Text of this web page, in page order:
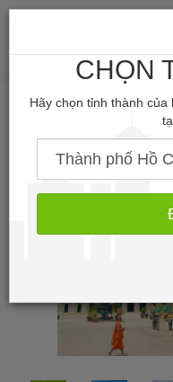
Tìm kiếm
CHỌN
Hãy chọn tỉnh thành